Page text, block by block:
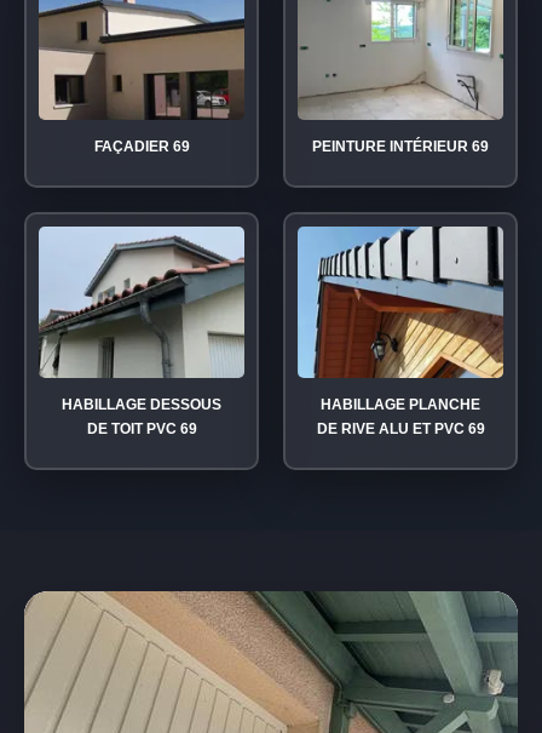
FAÇADIER 69 PEINTURE INTÉRIEUR 69
HABILLAGE DESSOUS
DE TOIT PVC 69
HABILLAGE PLANCHE
DE RIVE ALU ET PVC 69